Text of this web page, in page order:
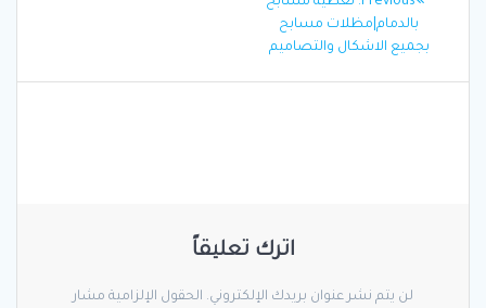
المقالات
post:
بالدمام|مظلات مسابح
بجميع الاشكال والتصاميم
اترك تعليقاً
لن يتم نشر عنوان بريدك الإلكتروني. الحقول الإلزامية مشار